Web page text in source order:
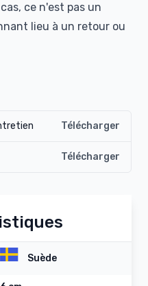
ce n'est pas un
lieu à un retour ou
Télécharger
Télécharger
Suède